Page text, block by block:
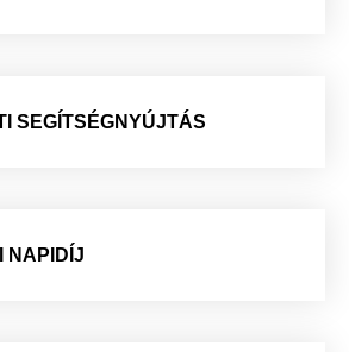
SEGÍTSÉGNYÚJTÁS
NAPIDÍJ